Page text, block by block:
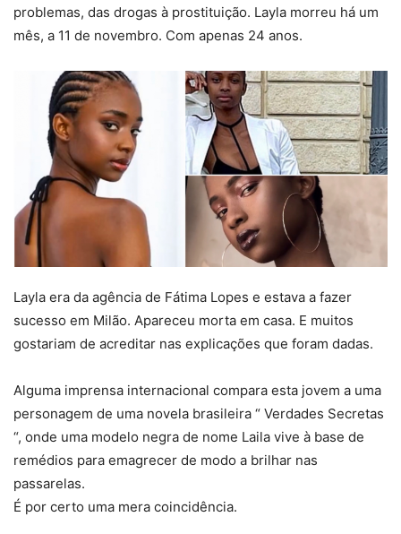
problemas, das drogas à prostituição. Layla morreu há um
mês, a 11 de novembro. Com apenas 24 anos.
Layla era da agência de Fátima Lopes e estava a fazer
sucesso em Milão. Apareceu morta em casa. E muitos
gostariam de acreditar nas explicações que foram dadas.
Alguma imprensa internacional compara esta jovem a uma
personagem de uma novela brasileira “ Verdades Secretas
“, onde uma modelo negra de nome Laila vive à base de
remédios para emagrecer de modo a brilhar nas
passarelas.
É por certo uma mera coincidência.